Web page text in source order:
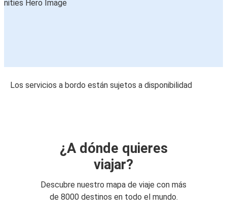
Los servicios a bordo están sujetos a disponibilidad
¿A dónde quieres
viajar?
Descubre nuestro mapa de viaje con más
de 8000 destinos en todo el mundo.